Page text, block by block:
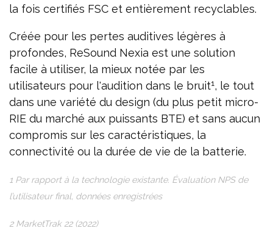
la fois certifiés FSC et entièrement recyclables.
Créée pour les pertes auditives légères à
profondes, ReSound Nexia est une solution
facile à utiliser, la mieux notée par les
utilisateurs pour l'audition dans le bruit1, le tout
dans une variété du design (du plus petit micro-
RIE du marché aux puissants BTE) et sans aucun
compromis sur les caractéristiques, la
connectivité ou la durée de vie de la batterie.
1 Par rapport à la technologie existante. Évaluation NPS de
l’utilisateur final, données enregistrées
2 MarketTrak 22 (2022)